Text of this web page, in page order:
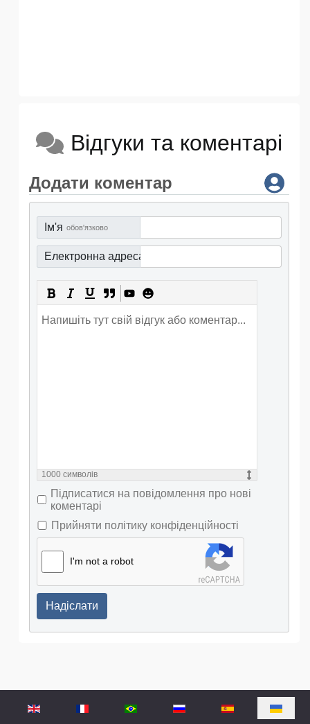
Відгуки та коментарі
Додати коментар
Ім'я обов'язково
Електронна адреса
1000 символів
Підписатися на повідомлення про нові
коментарі
Прийняти політику конфіденційності
I'm not a robot
Надіслати
Оберіть свою мову